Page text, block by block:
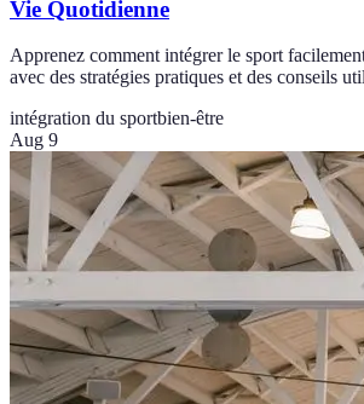
Vie Quotidienne
Apprenez comment intégrer le sport
avec des stratégies pratiques et des conseils
intégration du sportbien-être
Aug 9